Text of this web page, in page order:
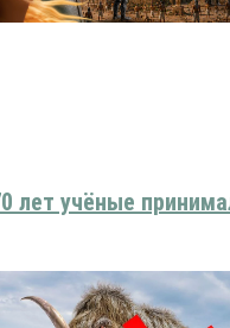
лет учёные